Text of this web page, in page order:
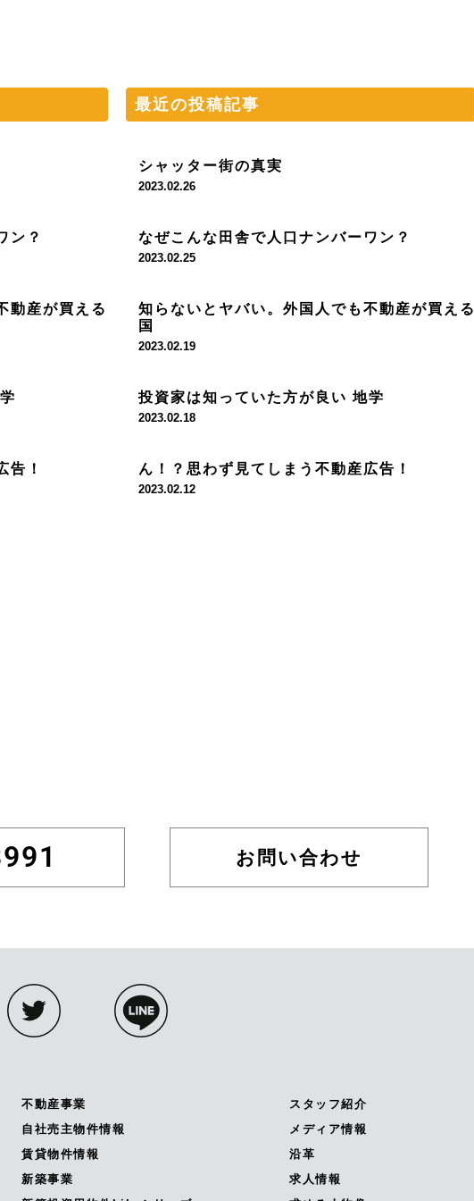
ン？
動産が買える
告！
最近の投稿記事
シャッター街の真実
2023.02.26
なぜこんな田舎で人口ナンバーワン？
2023.02.25
知らないとヤバい。外国人でも不動産が買える
国
2023.02.19
投資家は知っていた方が良い 地学
2023.02.18
ん！？思わず見てしまう不動産広告！
2023.02.12
お問い合わせ
不動産事業
自社売主物件情報
賃貸物件情報
新築事業
スタッフ紹介
メディア情報
沿革
求人情報